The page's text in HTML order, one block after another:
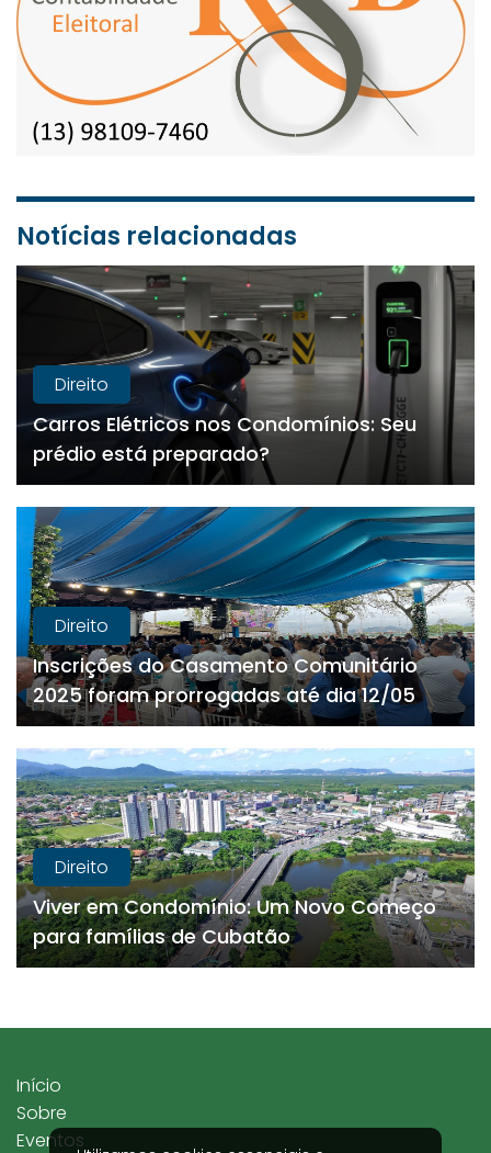
Notícias relacionadas
Direito
Carros Elétricos nos Condomínios: Seu
prédio está preparado?
Direito
Inscrições do Casamento Comunitário
2025 foram prorrogadas até dia 12/05
Direito
Viver em Condomínio: Um Novo Começo
para famílias de Cubatão
Início
Sobre
Eventos